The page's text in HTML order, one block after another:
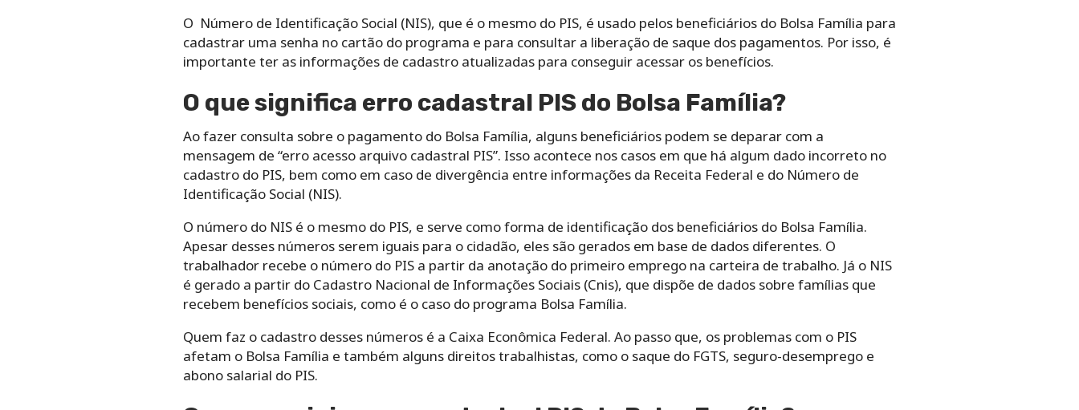
O Número de Identificação Social (NIS), que é o mesmo do PIS, é usado pelos beneficiários do Bolsa Família para
cadastrar uma senha no cartão do programa e para consultar a liberação de saque dos pagamentos. Por isso, é
importante ter as informações de cadastro atualizadas para conseguir acessar os benefícios.
O que significa erro cadastral PIS do Bolsa Família?
Ao fazer consulta sobre o pagamento do Bolsa Família, alguns beneficiários podem se deparar com a
mensagem de “erro acesso arquivo cadastral PIS”. Isso acontece nos casos em que há algum dado incorreto no
cadastro do PIS, bem como em caso de divergência entre informações da Receita Federal e do Número de
Identificação Social (NIS).
O número do NIS é o mesmo do PIS, e serve como forma de identificação dos beneficiários do Bolsa Família.
Apesar desses números serem iguais para o cidadão, eles são gerados em base de dados diferentes. O
trabalhador recebe o número do PIS a partir da anotação do primeiro emprego na carteira de trabalho. Já o NIS
é gerado a partir do Cadastro Nacional de Informações Sociais (Cnis), que dispõe de dados sobre famílias que
recebem benefícios sociais, como é o caso do programa Bolsa Família.
Quem faz o cadastro desses números é a Caixa Econômica Federal. Ao passo que, os problemas com o PIS
afetam o Bolsa Família e também alguns direitos trabalhistas, como o saque do FGTS, seguro-desemprego e
abono salarial do PIS.